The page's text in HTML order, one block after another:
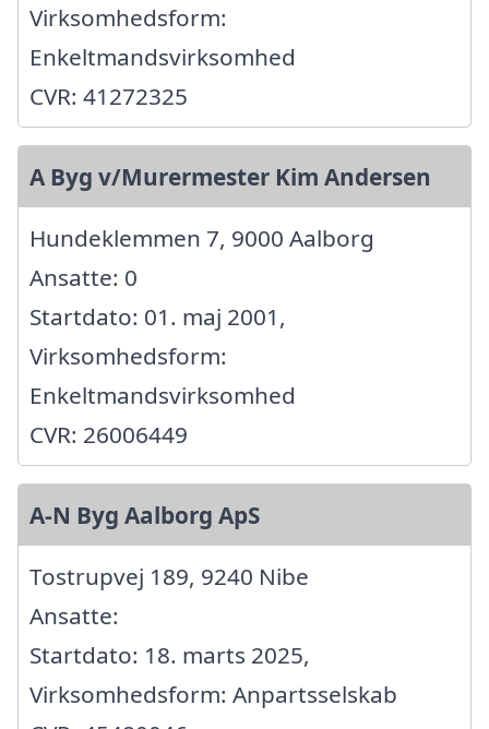
Virksomhedsform:
Enkeltmandsvirksomhed
CVR: 41272325
A Byg v/Murermester Kim Andersen
Hundeklemmen 7, 9000 Aalborg
Ansatte: 0
Startdato: 01. maj 2001,
Virksomhedsform:
Enkeltmandsvirksomhed
CVR: 26006449
A-N Byg Aalborg ApS
Tostrupvej 189, 9240 Nibe
Ansatte:
Startdato: 18. marts 2025,
Virksomhedsform: Anpartsselskab